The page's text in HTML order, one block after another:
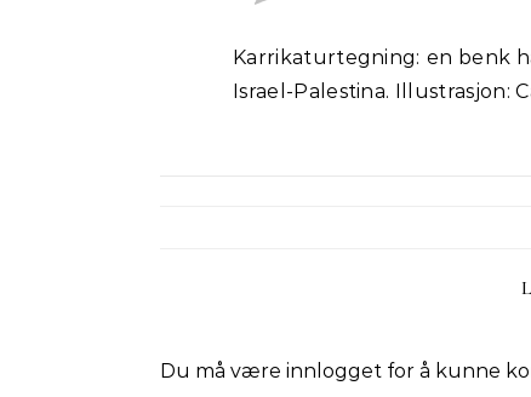
Karrikaturtegning: en benk
Israel-Palestina. Illustrasjon:
Du må være innlogget for å kunne